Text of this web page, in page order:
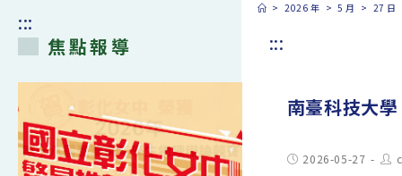
> 2026 年 > 5 月 > 27 日
:::
南臺科技大
Post2026-05-27
:::
焦點報導